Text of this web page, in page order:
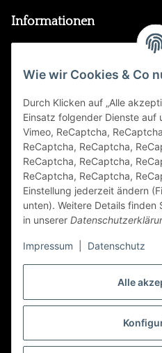
Alle
Wie wir Cookies & Co
Durch Klicken auf „Alle
Einsatz folgender Dienste auf
Vimeo, ReCaptcha,
ReCaptcha, ReCaptcha,
ReCaptcha, ReCaptcha,
ReCaptcha, ReCaptcha,
Einstellung jederzeit ändern
unten). Weitere Details finden
in unserer
Impressum Datenschutz
Informationen
FAQ
Zahlungsarten
Folge Uns